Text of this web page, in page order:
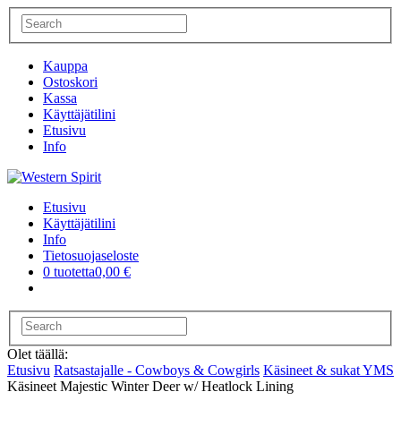
Kauppa
Ostoskori
Kassa
Käyttäjätilini
Etusivu
Info
Etusivu
Käyttäjätilini
Info
Tietosuojaseloste
0 tuotetta0,00 €
Olet täällä:
Etusivu Ratsastajalle - Cowboys & Cowgirls Käsineet & sukat YMS
Käsineet Majestic Winter Deer w/ Heatlock Lining